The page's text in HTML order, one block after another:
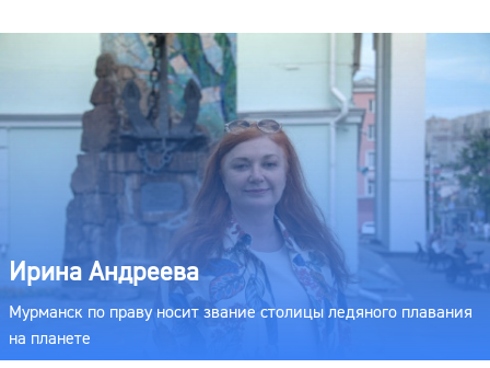
Ирина Андреева
Мурманск по праву носит звание столицы ледяного плавания
на планете